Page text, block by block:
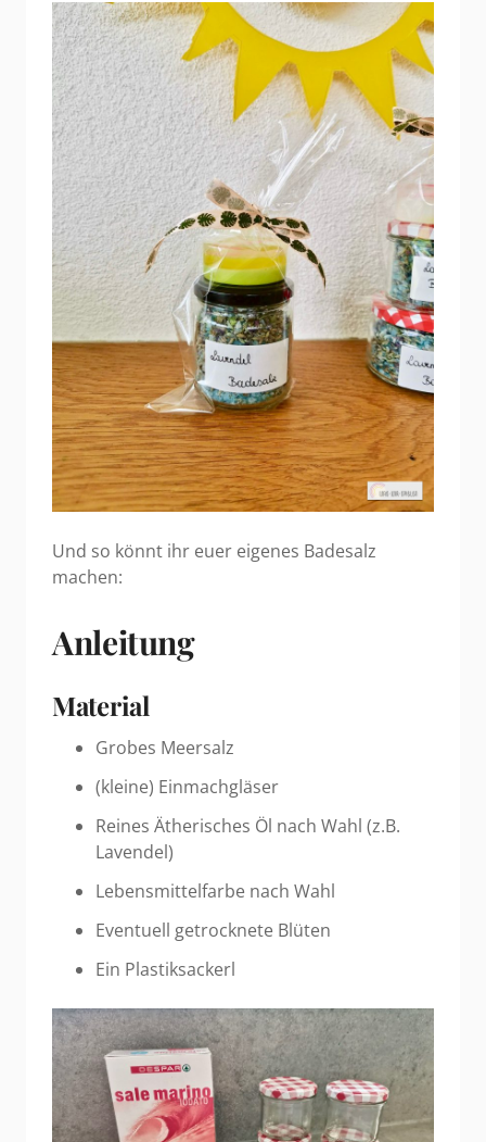
Und so könnt ihr euer eigenes Badesalz
machen:
Anleitung
Material
Grobes Meersalz
(kleine) Einmachgläser
Reines Ätherisches Öl nach Wahl (z.B.
Lavendel)
Lebensmittelfarbe nach Wahl
Eventuell getrocknete Blüten
Ein Plastiksackerl